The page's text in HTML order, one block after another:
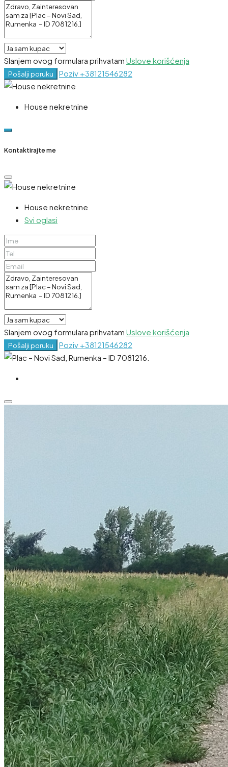
Slanjem ovog formulara prihvatam Uslove korišćenja
Pošalji poruku Poziv +38121546282
House nekretnine
Kontaktirajte me
House nekretnine
Svi oglasi
Slanjem ovog formulara prihvatam Uslove korišćenja
Pošalji poruku Poziv +38121546282